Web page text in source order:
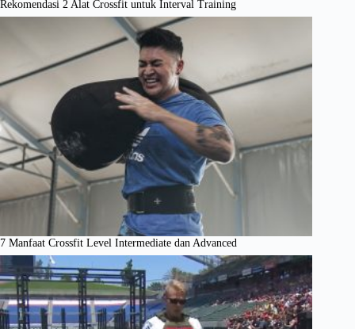
Rekomendasi 2 Alat Crossfit untuk Interval Training
7 Manfaat Crossfit Level Intermediate dan Advanced